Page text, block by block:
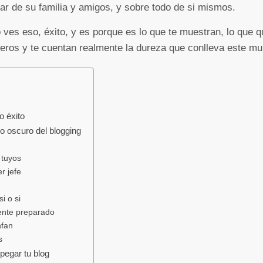
de su familia y amigos, y sobre todo de si mismos.
eso, éxito, y es porque es lo que te muestran, lo que
y te cuentan realmente la dureza que conlleva este
éxito
oscuro del blogging
jefe
o si
preparado
tu blog